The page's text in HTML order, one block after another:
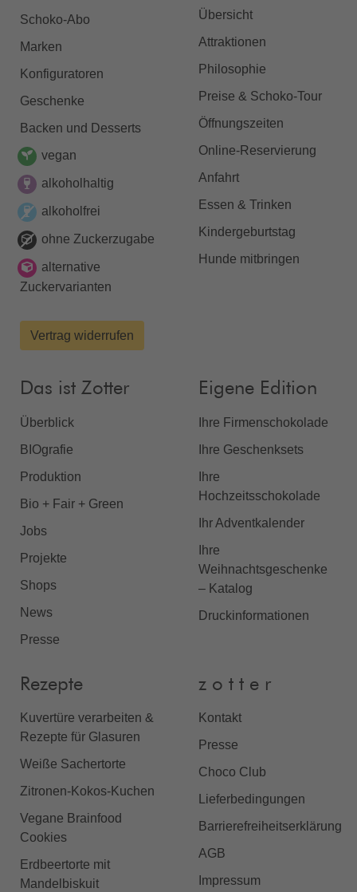
Schoko-Abo
Marken
Konfiguratoren
Geschenke
Backen und Desserts
vegan
alkoholhaltig
alkoholfrei
ohne Zuckerzugabe
alternative
Zuckervarianten
Vertrag widerrufen
Übersicht
Attraktionen
Philosophie
Preise & Schoko-Tour
Öffnungszeiten
Online-Reservierung
Anfahrt
Essen & Trinken
Kindergeburtstag
Hunde mitbringen
Das ist Zotter
Überblick
BIOgrafie
Produktion
Bio + Fair + Green
Jobs
Projekte
Shops
News
Presse
Eigene Edition
Ihre Firmenschokolade
Ihre Geschenksets
Ihre
Hochzeitsschokolade
Ihr Adventkalender
Ihre
Weihnachtsgeschenke
– Katalog
Druckinformationen
Rezepte
Kuvertüre verarbeiten &
Rezepte für Glasuren
Weiße Sachertorte
Zitronen-Kokos-Kuchen
Vegane Brainfood
Cookies
Erdbeertorte mit
Mandelbiskuit
z o t t e r
Kontakt
Presse
Choco Club
Lieferbedingungen
Barrierefreiheitserklärung
AGB
Impressum